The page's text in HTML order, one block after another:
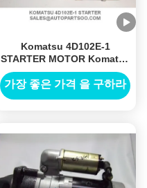
Komatsu 4D102E-1
STARTER MOTOR Komatsu
Graders Excavators 600-
863-4410 0-24000-3060
가장 좋은 가격 을 구하라